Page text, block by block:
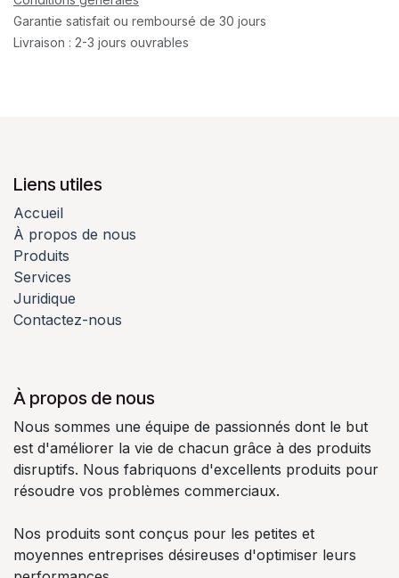
Garantie satisfait ou remboursé de 30 jours
Livraison : 2-3 jours ouvrables
Liens utiles
Accueil
À propos de nous
Produits
Services
Juridique
Contactez-nous
À propos de nous
Nous sommes une équipe de passionnés dont le but
est d'améliorer la vie de chacun grâce à des produits
disruptifs. Nous fabriquons d'excellents produits pour
résoudre vos problèmes commerciaux.
Nos produits sont conçus pour les petites et
moyennes entreprises désireuses d'optimiser leurs